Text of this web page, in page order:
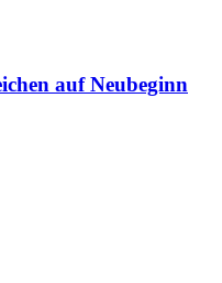
auf Neubeginn